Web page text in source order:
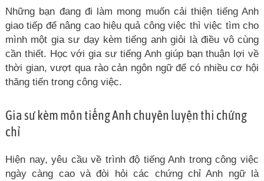
Những bạn đang đi làm mong muốn cải thiện tiếng Anh
giao tiếp để nâng cao hiệu quả công việc thì việc tìm cho
mình một gia sư dạy kèm tiếng anh giỏi là điều vô cùng
cần thiết. Học với gia sư tiếng Anh giúp bạn thuận lợi về
thời gian, vượt qua rào cản ngôn ngữ để có nhiều cơ hội
thăng tiến trong công việc.
Gia sư kèm môn tiếng Anh chuyên luyện thi chứng
chỉ
Hiện nay, yêu cầu về trình độ tiếng Anh trong công việc
ngày càng cao và đòi hỏi các chứng chỉ Anh ngữ là